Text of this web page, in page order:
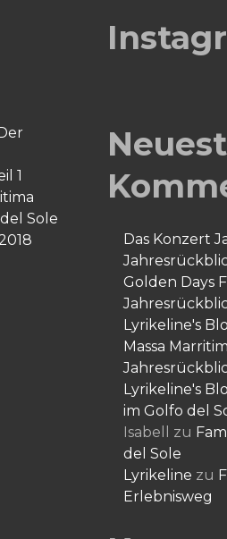
1
Sole
Das Konzert
Golden Days
Lyrikeline's
Massa
Lyrikeline's
im Golfo del
Isabell
zu
del Sole
Lyrikeline zu
Erlebnisweg